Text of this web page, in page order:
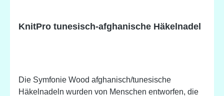
KnitPro tunesisch-afghanische Häkelnadel
Die Symfonie Wood afghanisch/tunesische
Häkelnadeln wurden von Menschen entworfen, die